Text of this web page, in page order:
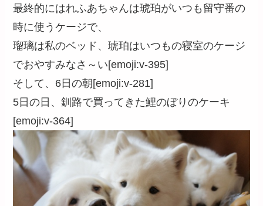
最終的にはれふあちゃんは琥珀がいつも留守番の
時に使うケージで、
瑠璃は私のベッド、琥珀はいつもの寝室のケージ
でおやすみなさ～い[emoji:v-395]
そして、6日の朝[emoji:v-281]
5日の日、釧路で買ってきた鯉のぼりのケーキ
[emoji:v-364]